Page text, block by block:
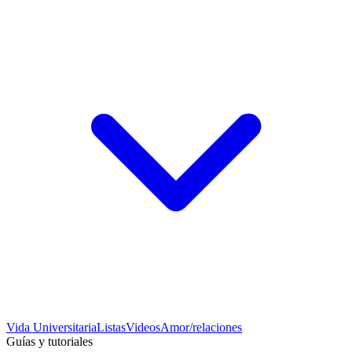
Vida UniversitariaListasVideosAmor/relaciones
Guías y tutoriales